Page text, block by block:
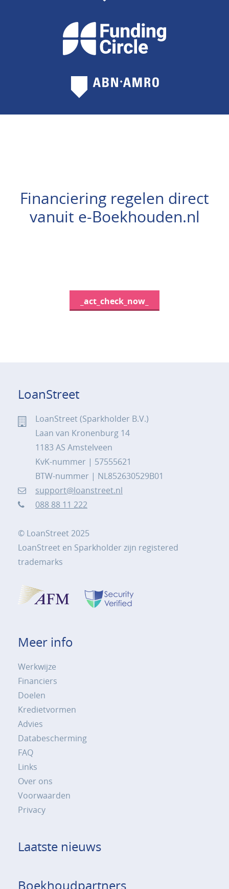
Financiering regelen direct
vanuit e-Boekhouden.nl
_act_check_now_
LoanStreet
LoanStreet (Sparkholder B.V.)
Laan van Kronenburg 14
1183 AS Amstelveen
KvK-nummer | 57555621
BTW-nummer | NL852630529B01
support@loanstreet.nl
088 88 11 222
© LoanStreet 2025
LoanStreet en Sparkholder zijn registered
trademarks
Meer info
Werkwijze
Financiers
Doelen
Kredietvormen
Advies
Databescherming
FAQ
Links
Over ons
Voorwaarden
Privacy
Laatste nieuws
Boekhoudpartners